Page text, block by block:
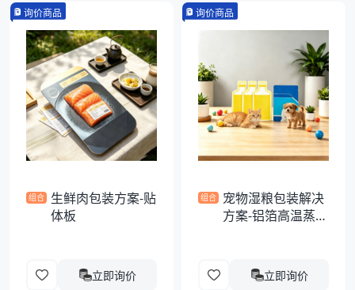
询价商品
组合 生鲜肉包装方案-贴
体板
立即询价
询价商品
组合 宠物湿粮包装解决
方案-铝箔高温蒸煮
立即询价